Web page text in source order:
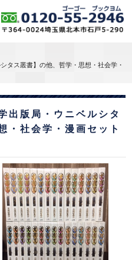
ス叢書】の他、哲学・思想・社会学・
版局・ウニベルシタ
・社会学・漫画セット